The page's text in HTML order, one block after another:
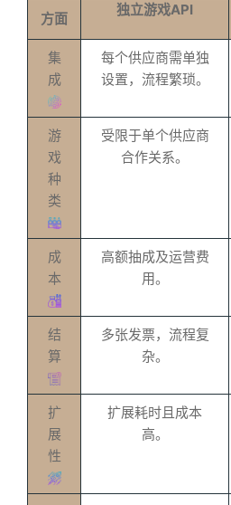
方面
独立游戏API
集
成
每个供应商需单独
设置，流程繁琐。
游
戏
种
类
受限于单个供应商
合作关系。
成
本
高额抽成及运营费
用。
结
算
多张发票，流程复
杂。
扩
展
性
扩展耗时且成本
高。